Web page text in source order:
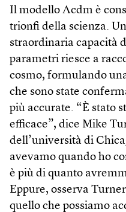
Il modello Λcdm è
trionfi della scienza.
straordinaria capacità
parametri riesce a
cosmo, formulando
che sono state
più accurate. “È stato
efficace”, dice Mike
dell’università di
avevamo quando ho
è più di quanto
Eppure, osserva
quello che possiamo